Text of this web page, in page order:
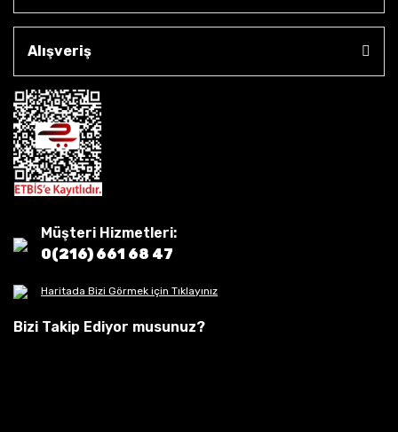
Alışveriş
Müşteri Hizmetleri:
0(216) 661 68 47
Haritada Bizi Görmek için Tıklayınız
Bizi Takip Ediyor musunuz?